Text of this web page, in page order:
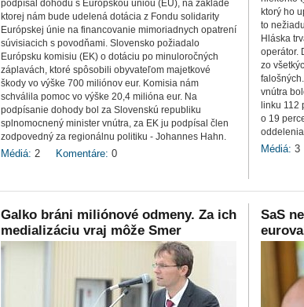
podpísal dohodu s Európskou úniou (EÚ), na základe
ktorej nám bude udelená dotácia z Fondu solidarity
Európskej únie na financovanie mimoriadnych opatrení
súvisiacich s povodňami. Slovensko požiadalo
Európsku komisiu (EK) o dotáciu po minuloročných
záplavách, ktoré spôsobili obyvateľom majetkové
škody vo výške 700 miliónov eur. Komisia nám
schválila pomoc vo výške 20,4 milióna eur. Na
podpísanie dohody bol za Slovenskú republiku
splnomocnený minister vnútra, za EK ju podpísal člen
zodpovedný za regionálnu politiku - Johannes Hahn.
Médiá: 2 Komentáre: 0
ktorý ho
to
Hláska
operátor.
zo
vnútra
linku 112
o 19
Médiá: 3
Galko bráni miliónové odmeny. Za ich
medializáciu vraj môže Smer
SaS